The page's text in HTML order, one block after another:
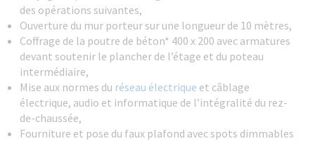
des opérations suivantes,
Ouverture du mur porteur sur une longueur de 10 mètres,
Coffrage de la poutre de béton* 400 x 200 avec armatures
devant soutenir le plancher de l’étage et du poteau
intermédiaire,
Mise aux normes du réseau électrique et câblage
électrique, audio et informatique de l’intégralité du rez-
de-chaussée,
Fourniture et pose du faux plafond avec spots dimmables